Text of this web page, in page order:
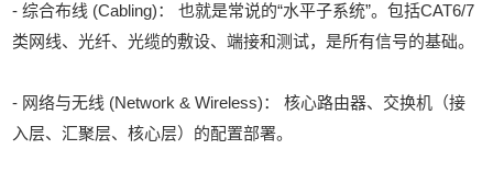
- 综合布线 (Cabling)： 也就是常说的“水平子系统”。包括CAT6/7
类网线、光纤、光缆的敷设、端接和测试，是所有信号的基础。
- 网络与无线 (Network & Wireless)： 核心路由器、交换机（接
入层、汇聚层、核心层）的配置部署。